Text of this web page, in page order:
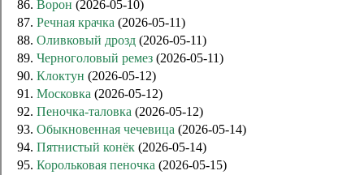
86. Ворон (2026-05-10)
87. Речная крачка (2026-05-11)
88. Оливковый дрозд (2026-05-11)
89. Черноголовый ремез (2026-05-11)
90. Клоктун (2026-05-12)
91. Московка (2026-05-12)
92. Пеночка-таловка (2026-05-12)
93. Обыкновенная чечевица (2026-05-14)
94. Пятнистый конёк (2026-05-14)
95. Корольковая пеночка (2026-05-15)